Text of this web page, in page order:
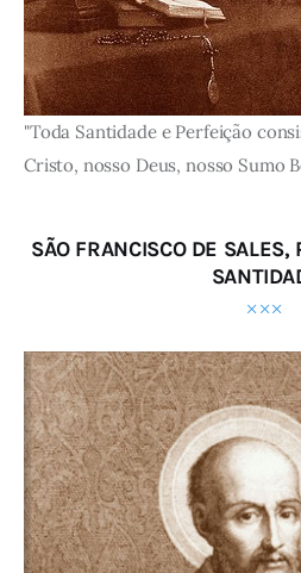
"Toda Santidade e Perfeição
Cristo, nosso Deus, nosso Sumo
SÃO FRANCISCO DE SALES,